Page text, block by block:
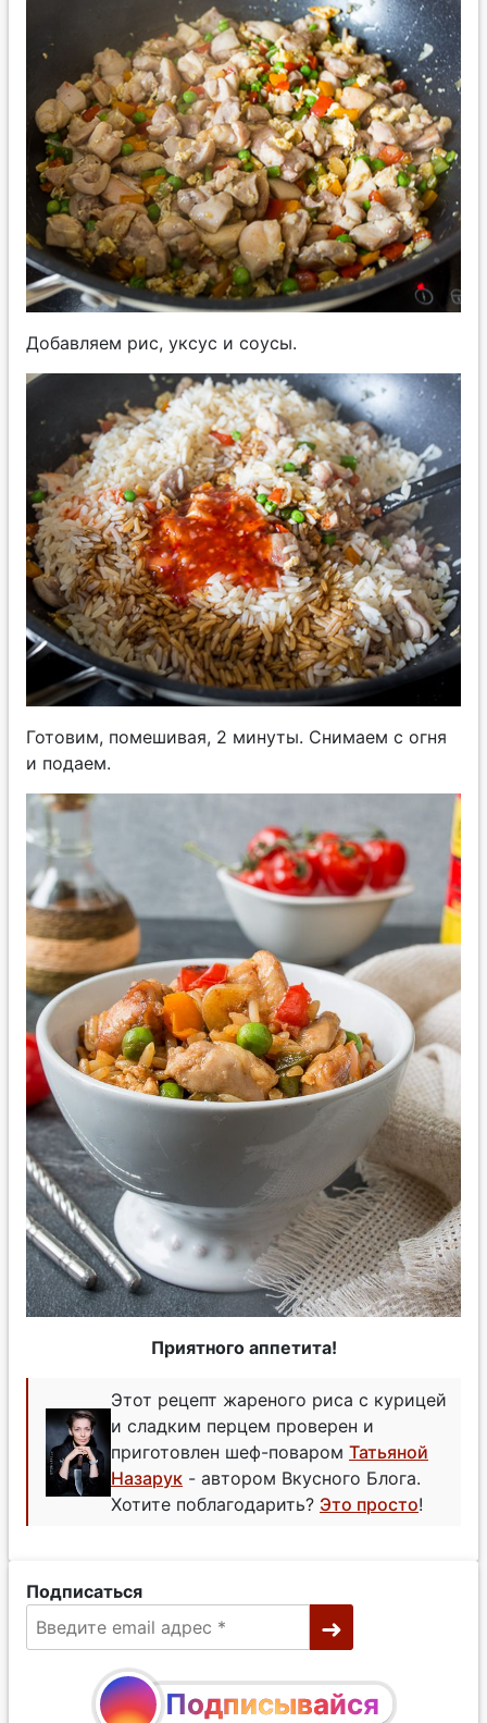
Добавляем рис, уксус и соусы.
Готовим, помешивая, 2 минуты. Снимаем с огня
и подаем.
Приятного аппетита!
Этот рецепт жареного риса с курицей
и сладким перцем проверен и
приготовлен шеф-поваром Татьяной
Назарук - автором Вкусного Блога.
Хотите поблагодарить? Это просто!
Подписаться
Подписывайся